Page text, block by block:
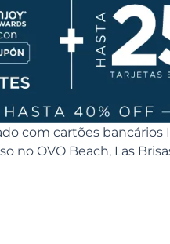
com cartões
no OVO Beach, Las